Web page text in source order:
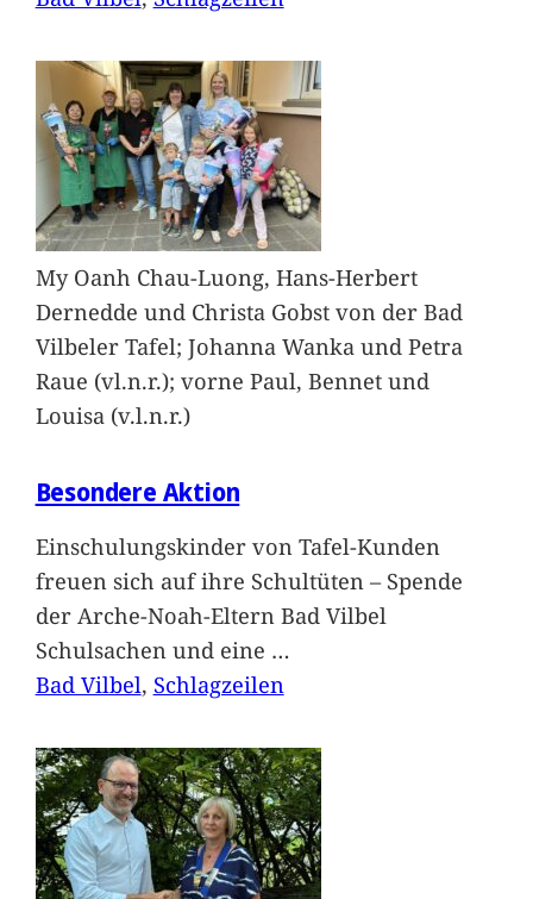
My Oanh Chau-Luong, Hans-Herbert
Dernedde und Christa Gobst von der Bad
Vilbeler Tafel; Johanna Wanka und Petra
Raue (vl.n.r.); vorne Paul, Bennet und
Louisa (v.l.n.r.)
Besondere Aktion
Einschulungskinder von Tafel-Kunden
freuen sich auf ihre Schultüten – Spende
der Arche-Noah-Eltern Bad Vilbel
Schulsachen und eine …
Bad Vilbel, Schlagzeilen